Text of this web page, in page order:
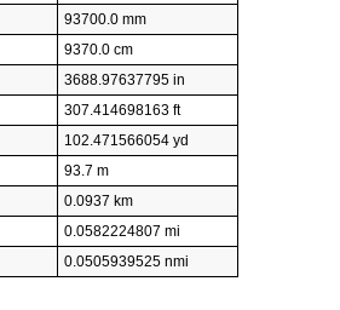
93700.0 mm
9370.0 cm
3688.97637795 in
307.414698163 ft
102.471566054 yd
93.7 m
0.0937 km
0.0582224807 mi
0.0505939525 nmi